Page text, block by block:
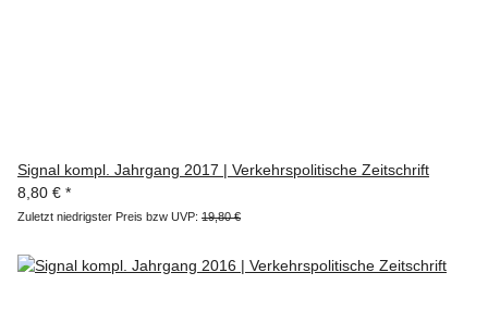
Signal kompl. Jahrgang 2017 | Verkehrspolitische Zeitschrift
8,80 € *
Zuletzt niedrigster Preis bzw UVP: 19,80 €